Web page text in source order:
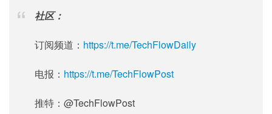
社区：
订阅频道： https://t.me/TechFlowDaily
电报： https://t.me/TechFlowPost
推特：@TechFlowPost